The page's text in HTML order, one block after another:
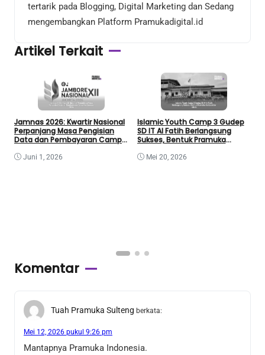
tertarik pada Blogging, Digital Marketing dan Sedang
mengembangkan Platform Pramukadigital.id
Artikel Terkait
Jamnas 2026: Kwartir Nasional
Perpanjang Masa Pengisian
Data dan Pembayaran Camp
Juni 1, 2026
Islamic Youth Camp 3 Gudep
SD IT Al Fatih Berlangsung
Sukses, Bentuk Pramuka
Mei 20, 2026
Komentar
Tuah Pramuka Sulteng berkata:
Mei 12, 2026 pukul 9:26 pm
Mantapnya Pramuka Indonesia.